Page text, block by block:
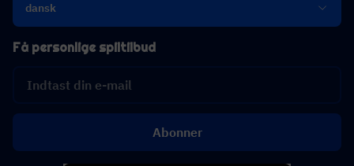
dansk
Få personlige spiltilbud
Abonner